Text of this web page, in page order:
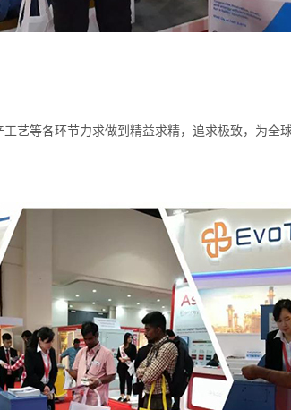
艺等各环节力求做到精益求精，追求极致，为